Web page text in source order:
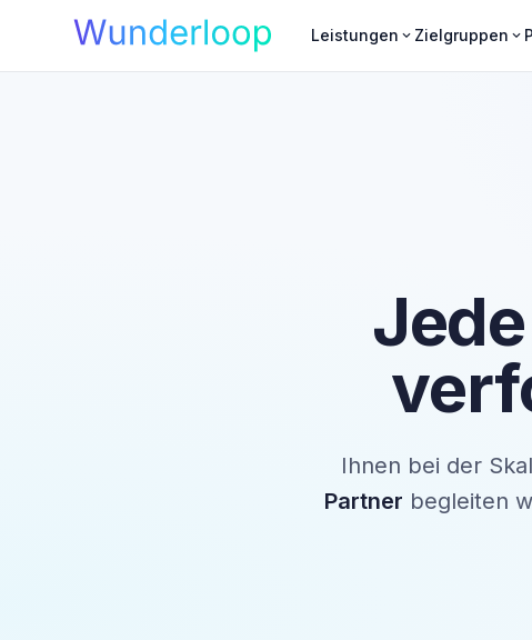
Leistungen expand_more Zielgruppen expand_more
Ihnen bei der
Partner begleiten